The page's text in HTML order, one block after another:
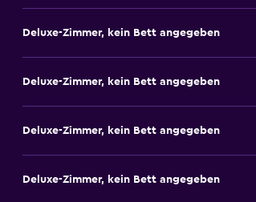
Deluxe-Zimmer, kein Bett angegeben
Deluxe-Zimmer, kein Bett angegeben
Deluxe-Zimmer, kein Bett angegeben
Deluxe-Zimmer, kein Bett angegeben